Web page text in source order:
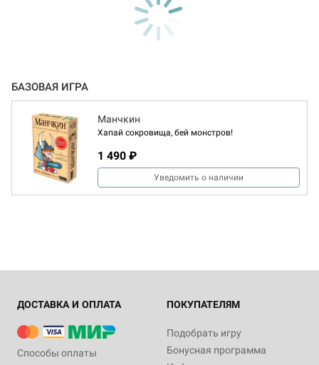
БАЗОВАЯ ИГРА
Манчкин
Хапай сокровища, бей монстров!
1 490 ₽
Уведомить о наличии
ДОСТАВКА И ОПЛАТА
Способы оплаты
ПОКУПАТЕЛЯМ
Подобрать игру
Бонусная программа